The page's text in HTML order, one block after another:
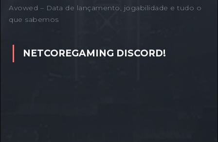
Avowed – Data de lançamento, jogabilidade e tudo o
que sabemos
NETCOREGAMING DISCORD!